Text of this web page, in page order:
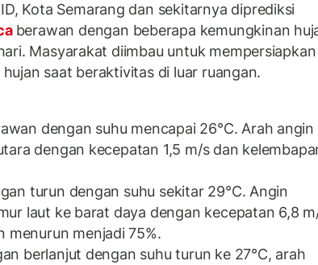
Kota Semarang dan sekitarnya diprediksi
berawan dengan beberapa kemungkinan
Masyarakat diimbau untuk mempersiapkan
saat beraktivitas di luar ruangan.
dengan suhu mencapai 26°C. Arah angin
dengan kecepatan 1,5 m/s dan
turun dengan suhu sekitar 29°C. Angin
laut ke barat daya dengan kecepatan 6,8
menurun menjadi 75%.
berlanjut dengan suhu turun ke 27°C, arah